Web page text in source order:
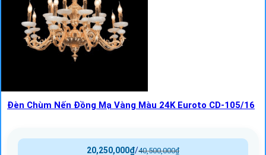
Đèn Chùm Nến Đồng Mạ Vàng Màu 24K Euroto CD-105/16
40,500,000₫
/
20,250,000₫